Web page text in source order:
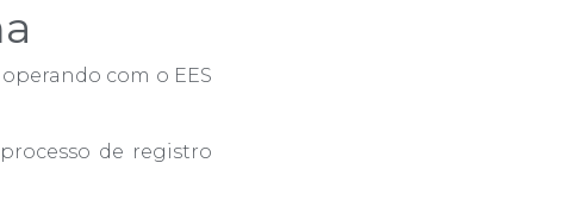
com o EES
de registro